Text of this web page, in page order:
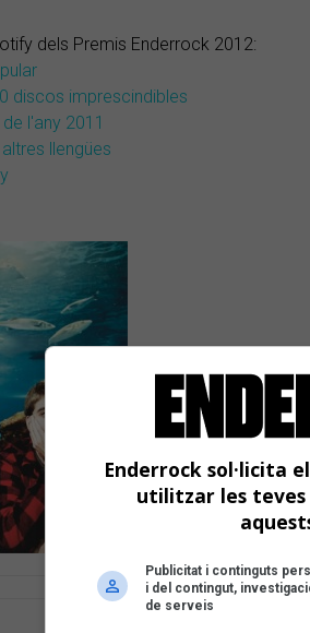
dels Premis Enderrock 2012:
discos imprescindibles
l'any 2011
llengües
Enderrock sol·licita
utilitzar les teves
Publicitat i continguts
i del contingut,
de serveis